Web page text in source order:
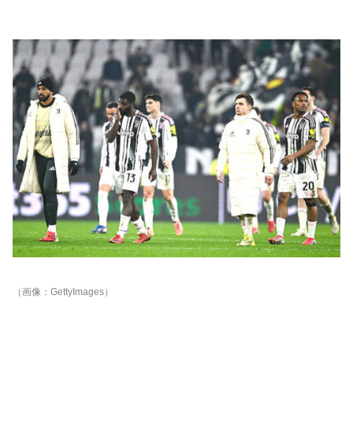
（画像：GettyImages）